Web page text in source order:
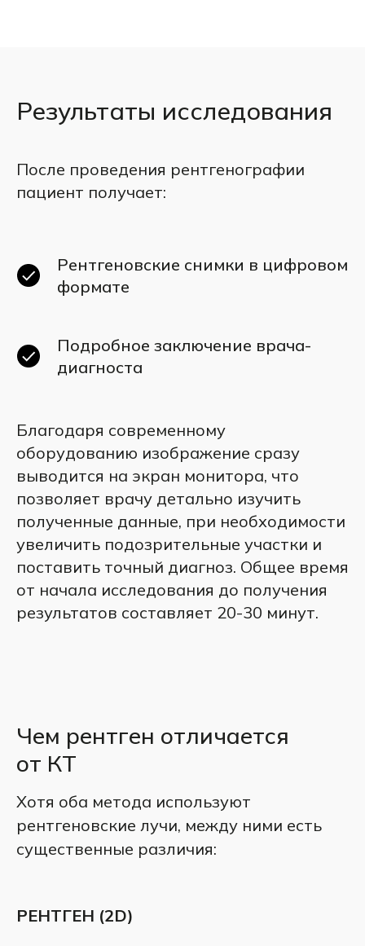
Результаты исследования
После проведения рентгенографии
пациент получает:
Рентгеновские снимки в цифровом
формате
Подробное заключение врача-
диагноста
Благодаря современному
оборудованию изображение сразу
выводится на экран монитора, что
позволяет врачу детально изучить
полученные данные, при необходимости
увеличить подозрительные участки и
поставить точный диагноз. Общее время
от начала исследования до получения
результатов составляет 20-30 минут.
Чем рентген отличается
от КТ
Хотя оба метода используют
рентгеновские лучи, между ними есть
существенные различия:
РЕНТГЕН (2D)